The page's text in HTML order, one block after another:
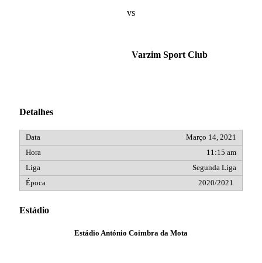
vs
Varzim Sport Club
Detalhes
Março 14, 2021
11:15 am
Segunda Liga
2020/2021
Estádio
Estádio António Coimbra da Mota